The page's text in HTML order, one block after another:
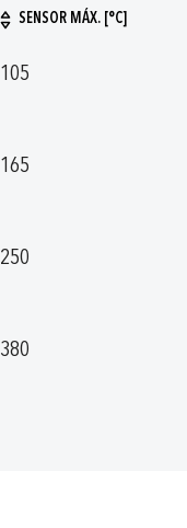
SENSOR MÁX. [°C]
105
165
250
380